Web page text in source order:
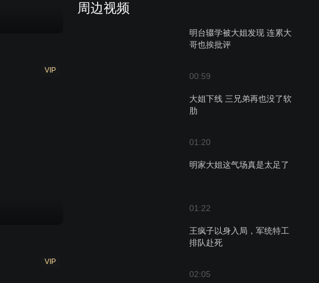
周边视频
明台辍学被大姐发现 连累大
哥也挨批评
00:59
大姐下线 三兄弟再也没了软
肋
01:20
明家大姐这气场真是太足了
01:22
王疯子以身入局，军统特工
排队赴死
02:05
VIP
VIP